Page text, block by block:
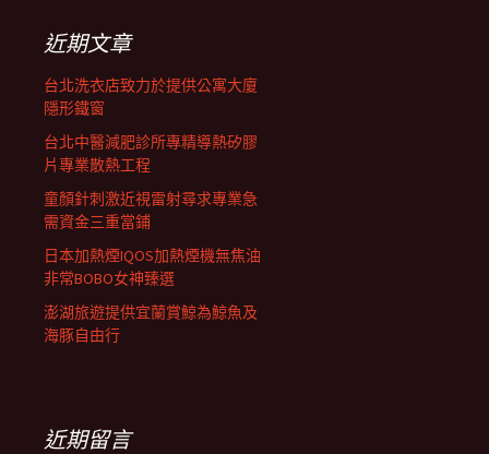
近期文章
台北洗衣店致力於提供公寓大廈
隱形鐵窗
台北中醫減肥診所專精導熱矽膠
片專業散熱工程
童顏針刺激近視雷射尋求專業急
需資金三重當鋪
日本加熱煙IQOS加熱煙機無焦油
非常BOBO女神臻選
澎湖旅遊提供宜蘭賞鯨為鯨魚及
海豚自由行
近期留言